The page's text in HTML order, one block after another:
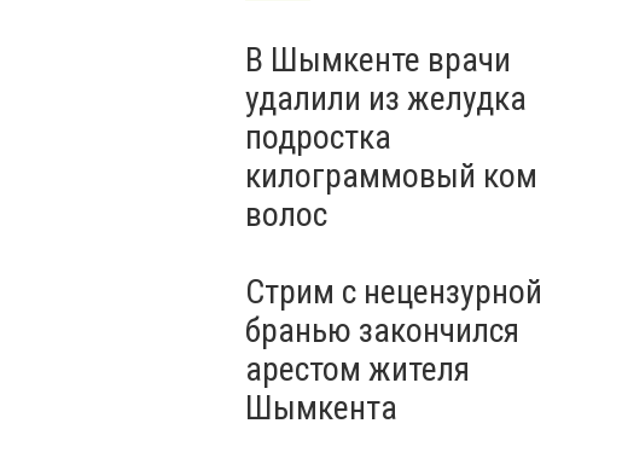
В Шымкенте врачи
удалили из желудка
подростка
килограммовый ком
волос
Стрим с нецензурной
бранью закончился
арестом жителя
Шымкента